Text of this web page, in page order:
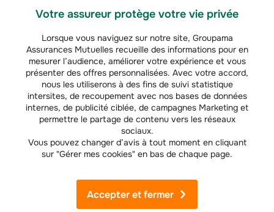
Votre assureur protège votre vie privée
Lorsque vous naviguez sur notre site, Groupama
Assurances Mutuelles recueille des informations pour en
mesurer l’audience, améliorer votre expérience et vous
présenter des offres personnalisées. Avec votre accord,
nous les utiliserons à des fins de suivi statistique
intersites, de recoupement avec nos bases de données
internes, de publicité ciblée, de campagnes Marketing et
permettre le partage de contenu vers les réseaux
sociaux.
Vous pouvez changer d’avis à tout moment en cliquant
sur "Gérer mes cookies" en bas de chaque page.
Accepter et fermer
faire l’objet d’unversement sous forme de Cesu préfinancé
Toutefois, il est possible de verser une partie de l’APA directement au
service d’aide à domicile du bénéficiaire, à la personne ou à l’organisme
qui fournit l’aide technique, réalise l’aménagement du logement ou assure
l’accueil temporaire ou le répit à domicile.
Dans le cas d’un hébergement en établissement, l’aide APA est versée
directement à l’établissement ou sur le compte bancaire du bénéficiaire,
s’il le souhaite. Le premier versement est effectué le mois qui suit celui de
la décision d’attribution. L’allocation est versée
plus tard 2).
Certaines personnes hésitent à faire une demande d’allocation